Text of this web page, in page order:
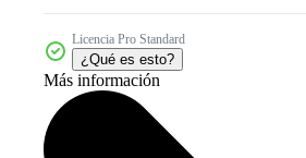
Licencia Pro Standard
¿Qué es esto?
Más información